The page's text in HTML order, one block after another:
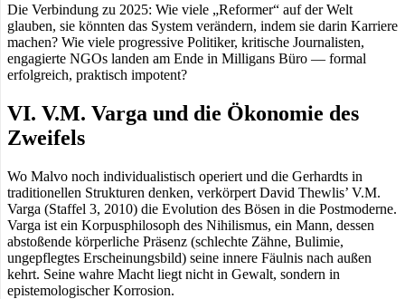
Die Verbindung zu 2025: Wie viele „Reformer“ auf der Welt
glauben, sie könnten das System verändern, indem sie darin Karriere
machen? Wie viele progressive Politiker, kritische Journalisten,
engagierte NGOs landen am Ende in Milligans Büro — formal
erfolgreich, praktisch impotent?
VI. V.M. Varga und die Ökonomie des
Zweifels
Wo Malvo noch individualistisch operiert und die Gerhardts in
traditionellen Strukturen denken, verkörpert David Thewlis’ V.M.
Varga (Staffel 3, 2010) die Evolution des Bösen in die Postmoderne.
Varga ist ein Korpusphilosoph des Nihilismus, ein Mann, dessen
abstoßende körperliche Präsenz (schlechte Zähne, Bulimie,
ungepflegtes Erscheinungsbild) seine innere Fäulnis nach außen
kehrt. Seine wahre Macht liegt nicht in Gewalt, sondern in
epistemologischer Korrosion.